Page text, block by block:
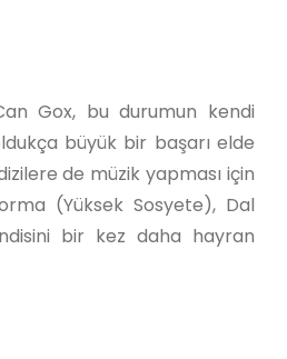
Gox, bu durumun kendi
büyük bir başarı elde
de müzik yapması için
(Yüksek Sosyete), Dal
bir kez daha hayran